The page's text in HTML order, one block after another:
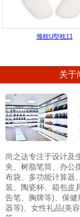
颈枕U型枕11
关于
尚之达专注于设计及
夹、树脂笔筒、办公
布袋、多功能计算器
装、陶瓷杯、箱包皮
告笔、胸牌等)、保
器等)、女性礼品(美